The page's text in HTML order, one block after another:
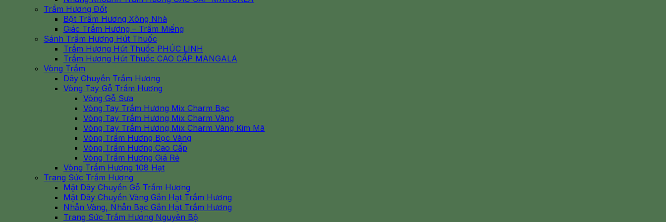
Trầm Hương Đốt
Bột Trầm Hương Xông Nhà
Giác Trầm Hương – Trầm Miếng
Sánh Trầm Hương Hút Thuốc
Trầm Hương Hút Thuốc PHÚC LINH
Trầm Hương Hút Thuốc CAO CẤP MANGALA
Vòng Trầm
Dây Chuyền Trầm Hương
Vòng Tay Gỗ Trầm Hương
Vòng Gỗ Sưa
Vòng Tay Trầm Hương Mix Charm Bạc
Vòng Tay Trầm Hương Mix Charm Vàng
Vòng Tay Trầm Hương Mix Charm Vàng Kim Mã
Vòng Trầm Hương Bọc Vàng
Vòng Trầm Hương Cao Cấp
Vòng Trầm Hương Giá Rẻ
Vòng Trầm Hương 108 Hạt
Trang Sức Trầm Hương
Mặt Dây Chuyền Gỗ Trầm Hương
Mặt Dây Chuyền Vàng Gắn Hạt Trầm Hương
Nhẫn Vàng, Nhẫn Bạc Gắn Hạt Trầm Hương
Trang Sức Trầm Hương Nguyên Bộ